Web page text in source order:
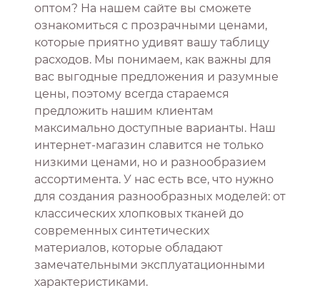
оптом? На нашем сайте вы сможете
ознакомиться с прозрачными ценами,
которые приятно удивят вашу таблицу
расходов. Мы понимаем, как важны для
вас выгодные предложения и разумные
цены, поэтому всегда стараемся
предложить нашим клиентам
максимально доступные варианты. Наш
интернет-магазин славится не только
низкими ценами, но и разнообразием
ассортимента. У нас есть все, что нужно
для создания разнообразных моделей: от
классических хлопковых тканей до
современных синтетических
материалов, которые обладают
замечательными эксплуатационными
характеристиками.